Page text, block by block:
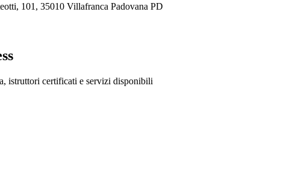
101, 35010 Villafranca Padovana PD
istruttori certificati e servizi disponibili